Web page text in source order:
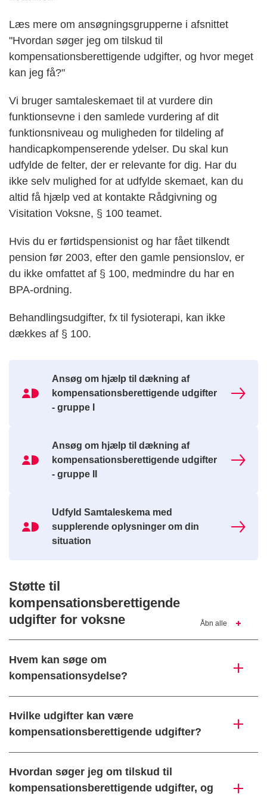
Læs mere om ansøgningsgrupperne i afsnittet
"Hvordan søger jeg om tilskud til
kompensationsberettigende udgifter, og hvor meget
kan jeg få?"
Vi bruger samtaleskemaet til at vurdere din
funktionsevne i den samlede vurdering af dit
funktionsniveau og muligheden for tildeling af
handicapkompenserende ydelser. Du skal kun
udfylde de felter, der er relevante for dig. Har du
ikke selv mulighed for at udfylde skemaet, kan du
altid få hjælp ved at kontakte Rådgivning og
Visitation Voksne, § 100 teamet.
Hvis du er førtidspensionist og har fået tilkendt
pension før 2003, efter den gamle pensionslov, er
du ikke omfattet af § 100, medmindre du har en
BPA-ordning.
Behandlingsudgifter, fx til fysioterapi, kan ikke
dækkes af § 100.
MitId
Ansøg om hjælp til dækning af
kompensationsberettigende udgifter
- gruppe I
MitId
Ansøg om hjælp til dækning af
kompensationsberettigende udgifter
- gruppe II
MitId
Udfyld Samtaleskema med
supplerende oplysninger om din
situation
Støtte til
kompensationsberettigende
udgifter for voksne
Åbn alle
Hvem kan søge om
kompensationsydelse?
Hvilke udgifter kan være
kompensationsberettigende udgifter?
Hvordan søger jeg om tilskud til
kompensationsberettigende udgifter, og